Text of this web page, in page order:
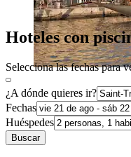
Hoteles con
Selecciona las fechas para
¿A dónde quieres ir?
Fechas
Huéspedes
Buscar